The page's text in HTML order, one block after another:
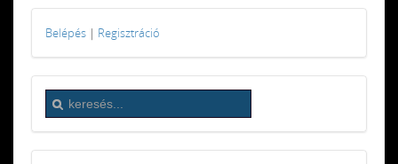
Belépés | Regisztráció